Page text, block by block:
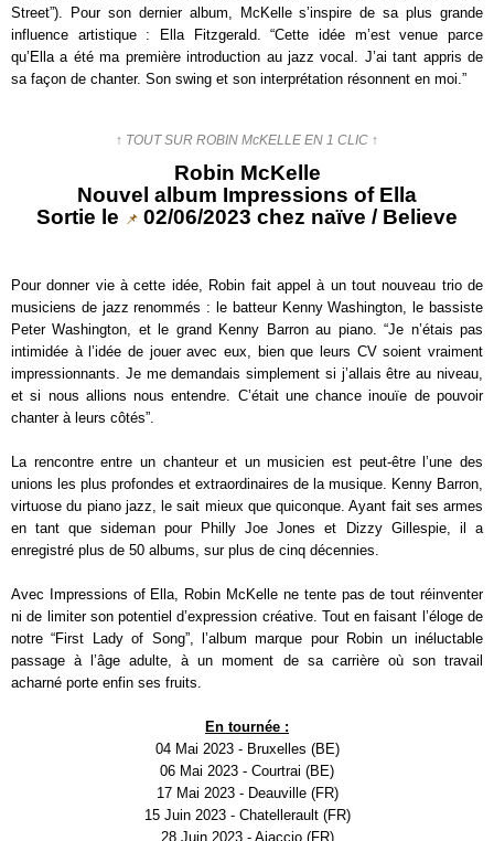
Street”). Pour son dernier album, McKelle s’inspire de sa plus grande
influence artistique : Ella Fitzgerald. “Cette idée m’est venue parce
qu’Ella a été ma première introduction au jazz vocal. J’ai tant appris de
sa façon de chanter. Son swing et son interprétation résonnent en moi.”
↑ TOUT SUR ROBIN McKELLE EN 1 CLIC ↑
Robin McKelle
Nouvel album Impressions of Ella
Sortie le 📌 02/06/2023 chez naïve / Believe
Pour donner vie à cette idée, Robin fait appel à un tout nouveau trio de
musiciens de jazz renommés : le batteur Kenny Washington, le bassiste
Peter Washington, et le grand Kenny Barron au piano. “Je n’étais pas
intimidée à l’idée de jouer avec eux, bien que leurs CV soient vraiment
impressionnants. Je me demandais simplement si j’allais être au niveau,
et si nous allions nous entendre. C’était une chance inouïe de pouvoir
chanter à leurs côtés”.
La rencontre entre un chanteur et un musicien est peut-être l’une des
unions les plus profondes et extraordinaires de la musique. Kenny Barron,
virtuose du piano jazz, le sait mieux que quiconque. Ayant fait ses armes
en tant que sideman pour Philly Joe Jones et Dizzy Gillespie, il a
enregistré plus de 50 albums, sur plus de cinq décennies.
Avec Impressions of Ella, Robin McKelle ne tente pas de tout réinventer
ni de limiter son potentiel d’expression créative. Tout en faisant l’éloge de
notre “First Lady of Song”, l’album marque pour Robin un inéluctable
passage à l’âge adulte, à un moment de sa carrière où son travail
acharné porte enfin ses fruits.
En tournée :
04 Mai 2023 - Bruxelles (BE)
06 Mai 2023 - Courtrai (BE)
17 Mai 2023 - Deauville (FR)
15 Juin 2023 - Chatellerault (FR)
28 Juin 2023 - Ajaccio (FR)